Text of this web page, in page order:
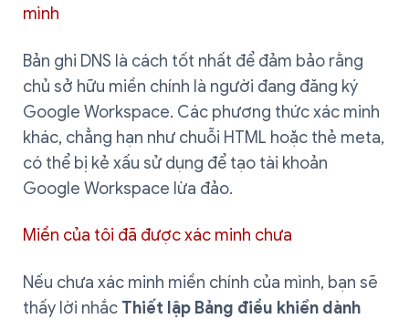
mình
Bản ghi DNS là cách tốt nhất để đảm bảo rằng
chủ sở hữu miền chính là người đang đăng ký
Google Workspace. Các phương thức xác minh
khác, chẳng hạn như chuỗi HTML hoặc thẻ meta,
có thể bị kẻ xấu sử dụng để tạo tài khoản
Google Workspace lừa đảo.
Miền của tôi đã được xác minh chưa
Nếu chưa xác minh miền chính của mình, bạn sẽ
thấy lời nhắc Thiết lập Bảng điều khiển dành